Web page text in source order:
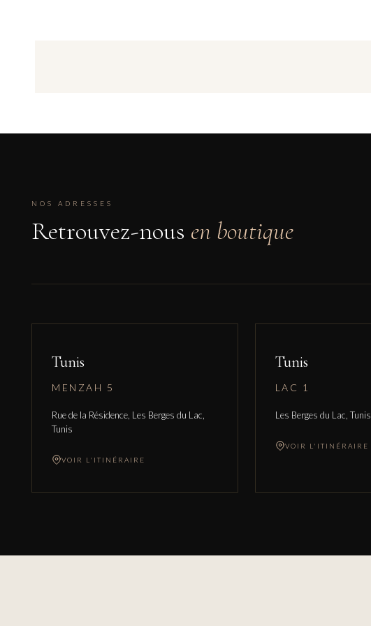
NOS ADRESSES
Retrouvez-nous en boutique
Tunis
MENZAH 5
Rue de la Résidence, Les Berges du Lac,
Tunis
VOIR L'ITINÉRAIRE
Tunis
LAC 1
Les Berges du Lac, Tunis
VOIR L'ITINÉRAIRE